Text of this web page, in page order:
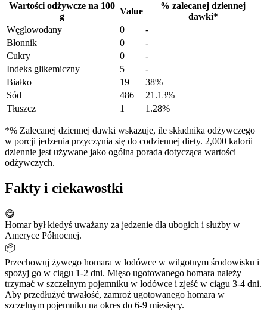
Wartości odżywcze na 100
g
Value
% zalecanej dziennej
dawki*
Węglowodany
0
-
Błonnik
0
-
Cukry
0
-
Indeks glikemiczny
5
-
Białko
19
38%
Sód
486
21.13%
Tłuszcz
1 1.28%
*% Zalecanej dziennej dawki wskazuje, ile składnika odżywczego
w porcji jedzenia przyczynia się do codziennej diety. 2,000 kalorii
dziennie jest używane jako ogólna porada dotycząca wartości
odżywczych.
Fakty i ciekawostki
😋
Homar był kiedyś uważany za jedzenie dla ubogich i służby w
Ameryce Północnej.
📦
Przechowuj żywego homara w lodówce w wilgotnym środowisku i
spożyj go w ciągu 1-2 dni. Mięso ugotowanego homara należy
trzymać w szczelnym pojemniku w lodówce i zjeść w ciągu 3-4 dni.
Aby przedłużyć trwałość, zamroź ugotowanego homara w
szczelnym pojemniku na okres do 6-9 miesięcy.